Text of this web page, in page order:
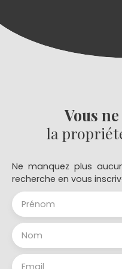
Vous
la
Ne manquez plus
recherche en vous
Prénom
Nom
Email